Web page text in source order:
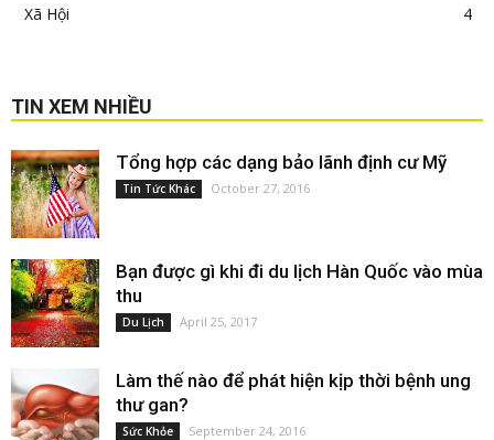
Xã Hội
4
TIN XEM NHIỀU
Tổng hợp các dạng bảo lãnh định cư Mỹ
Tin Tức Khác October 27, 2016
Bạn được gì khi đi du lịch Hàn Quốc vào mùa
thu
Du Lịch April 25, 2017
Làm thế nào để phát hiện kịp thời bệnh ung
thư gan?
Sức Khỏe September 24, 2016